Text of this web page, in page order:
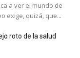
and
email.
a ver el mundo de
exige, quizá, que...
roto de la salud